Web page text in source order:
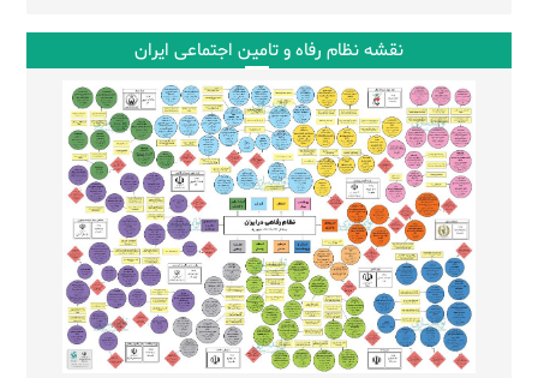
نقشه نظام رفاه و تامین اجتماعی ایران